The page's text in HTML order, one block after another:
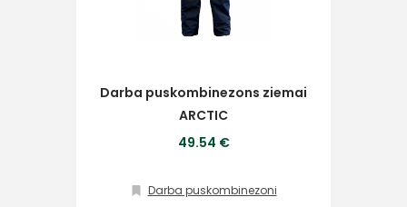
Darba puskombinezons ziemai
ARCTIC
49.54 €
Darba puskombinezoni
Klientu